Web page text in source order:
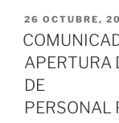
PUBLICADO
EL
26 OCTUBRE,
APERTURA
DE
PERSONAL